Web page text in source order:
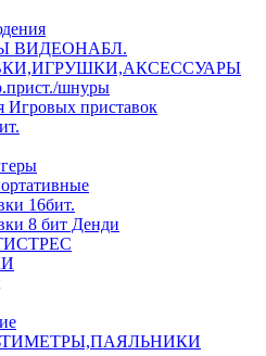
ВИДЕОНАБЛ.
шнуры
приставок
16бит.
8 бит Денди